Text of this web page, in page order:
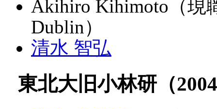
Akihiro Kihimoto（現
Dublin）
清水 智弘
東北大旧小林研（